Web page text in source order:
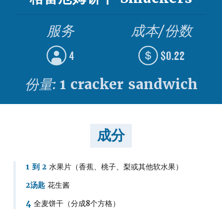
服务
4
成本/份数
$0.22
份量: 1 cracker sandwich
成分
1 到 2 水果片（香蕉、桃子、梨或其他软水果）
2汤匙 花生酱
4 全麦饼干（分成8个方格）